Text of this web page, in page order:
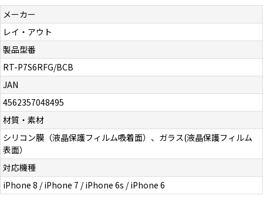
メーカー
レイ・アウト
製品型番
RT-P7S6RFG/BCB
JAN
4562357048495
材質・素材
シリコン膜（液晶保護フィルム吸着面）、ガラス(液晶保護フィルム
表面）
対応機種
iPhone 8 / iPhone 7 / iPhone 6s / iPhone 6